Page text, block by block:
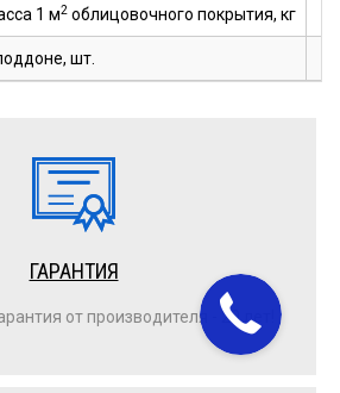
1 м2 облицовочного покрытия, кг
шт.
ГАРАНТИЯ
от производителя - 20 лет!